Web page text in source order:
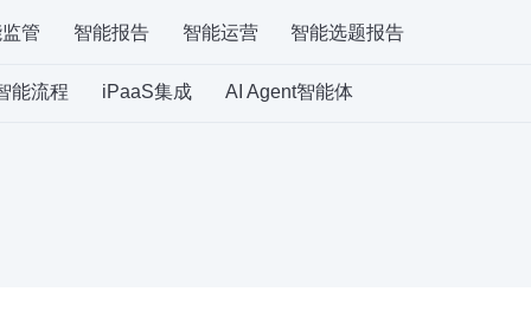
管 智能报告 智能运营 智能选题报告
能流程 iPaaS集成 AI Agent智能体